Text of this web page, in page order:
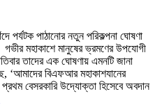
পর্যটক পাঠানোর নতুন পরিকল্পনা ঘোষণা
মহাকাশে মানুষের ভ্রমণের উপযোগী
তাদের এক ঘোষণায় এমনটি জানা
‘আমাদের বিএফআর মহাকাশযানের
প্রথম বেসরকারি উদ্যোক্তা হিসেবে অবদান